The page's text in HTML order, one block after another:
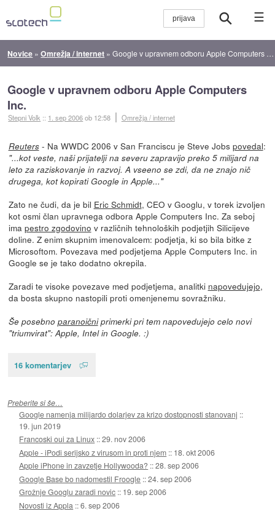
☰
Novice »Omrežja / internet »Google v upravnem odboru Apple Computers Inc.
Google v upravnem odboru Apple Computers
Inc.
Stepni Volk :: 1. sep 2006ob 12:58 Omrežja / internet
Reuters- Na WWDC 2006 v San Franciscu je Steve Jobs povedal:
"...kot veste, naši prijatelji na severu zapravijo preko 5 milijard na
leto za raziskovanje in razvoj. A vseeno se zdi, da ne znajo nič
drugega, kot kopirati Google in Apple..."
Zato ne čudi, da je bil Eric Schmidt, CEO v Googlu, v torek izvoljen
kot osmi član upravnega odbora Apple Computers Inc. Za seboj
ima pestro zgodovino v različnih tehnoloških podjetjih Silicijeve
doline. Z enim skupnim imenovalcem: podjetja, ki so bila bitke z
Microsoftom. Povezava med podjetjema Apple Computers Inc. in
Google se je tako dodatno okrepila.
Zaradi te visoke povezave med podjetjema, analitki napovedujejo,
da bosta skupno nastopili proti omenjenemu sovražniku.
Še posebno paranoičniprimerki pri tem napovedujejo celo novi
"triumvirat": Apple, Intel in Google. :)
16 komentarjev
Preberite si še…
Google namenja milijardo dolarjev za krizo dostopnosti stanovanj ::
19. jun 2019
Francoski oui za Linux ::29. nov 2006
Apple - iPodi serijsko z virusom in proti njem :: 18. okt 2006
Apple iPhone in zavzetje Hollywooda? ::28. sep 2006
Google Base bo nadomestil Froogle ::24. sep 2006
Grožnje Googlu zaradi novic :: 19. sep 2006
Novosti iz Appla ::6. sep 2006